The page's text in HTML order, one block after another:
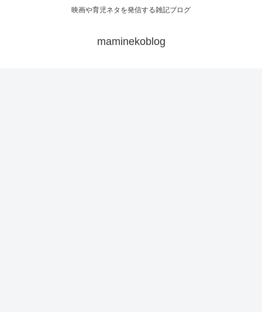
映画や育児ネタを発信する雑記ブログ
maminekoblog